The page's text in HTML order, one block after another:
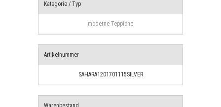
Kategorie / Typ
moderne Teppiche
Artikelnummer
SAHARA1201701115SILVER
Warenbestand